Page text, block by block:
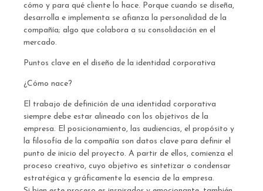
cómo y para qué cliente lo hace. Porque cuando se diseña,
desarrolla e implementa se afianza la personalidad de la
compañía; algo que colabora a su consolidación en el
mercado.
Puntos clave en el diseño de la identidad corporativa
¿Cómo nace?
El trabajo de definición de una identidad corporativa
siempre debe estar alineado con los objetivos de la
empresa. El posicionamiento, las audiencias, el propósito y
la filosofía de la compañía son datos clave para definir el
punto de inicio del proyecto. A partir de ellos, comienza el
proceso creativo, cuyo objetivo es sintetizar o condensar
estratégica y gráficamente la esencia de la empresa.